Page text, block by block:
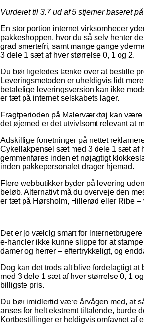
Vurderet til 3.7ud af 5 stjerner baseret på
En stor portion internet virksomheder
pakkeshoppen, hvor du så selv henter
grad smertefri, samt mange gange
3 dele 1 sæt af hver størrelse 0, 1 og 2.
Du bør ligeledes tænke over at bestille
Leveringsmetoden er uheldigvis lidt
betalelige leveringsversion kan ikke
er tæt på internet selskabets lager.
Fragtperioden på Malerværktøj kan være
det øjemed er det utvivlsomt relevant at
Adskillige forretninger på nettet
Cykellakpensel sæt med 3 dele 1 sæt af
gemmenføres inden et nøjagtigt
inden pakkepersonalet drager hjemad.
Flere webbutikker byder på levering
beløb. Alternativt må du overveje den
er tæt på Hørsholm, Hillerød eller Ribe –
Det er jo vældig smart for
e-handler ikke kunne slippe for at
damer og herrer – eftertrykkeligt, og
Dog kan det trods alt blive fordelagtigt
med 3 dele 1 sæt af hver størrelse 0, 1
billigste pris.
Du bør imidlertid være årvågen med, at
anses for helt ekstremt tiltalende, burde
Kortbestillinger er heldigvis omfavnet af